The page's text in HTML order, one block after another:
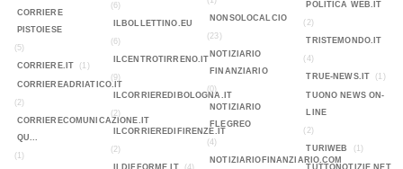
CORRIERE
PISTOIESE
(5)
CORRIERE.IT
(1)
CORRIEREADRIATICO.IT
(2)
CORRIERECOMUNICAZIONE.IT
QU...
(1)
(6)
ILBOLLETTINO.EU
(6)
ILCENTROTIRRENO.IT
(9)
ILCORRIEREDIBOLOGNA.IT
(2)
ILCORRIEREDIFIRENZE.IT
(2)
NONSOLOCALCIO
(23)
NOTIZIARIO
FINANZIARIO
(0)
NOTIZIARIO
FLEGREO
(4)
NOTIZIARIOFINANZIARIO.COM
POLITICA WEB.IT
(2)
TRISTEMONDO.IT
(4)
TRUE-NEWS.IT
(1)
TUONO NEWS ON-
LINE
(2)
TURIWEB
(1)